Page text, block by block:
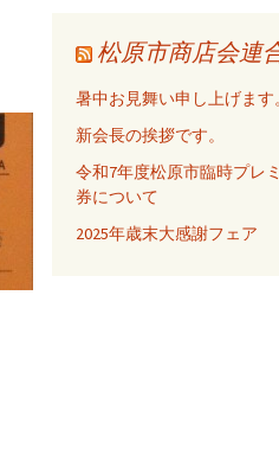
松原市商店会連
暑中お見舞い申し上げます。
新会長の挨拶です。
令和7年度松原市臨時プレ
券について
2025年歳末大感謝フェア